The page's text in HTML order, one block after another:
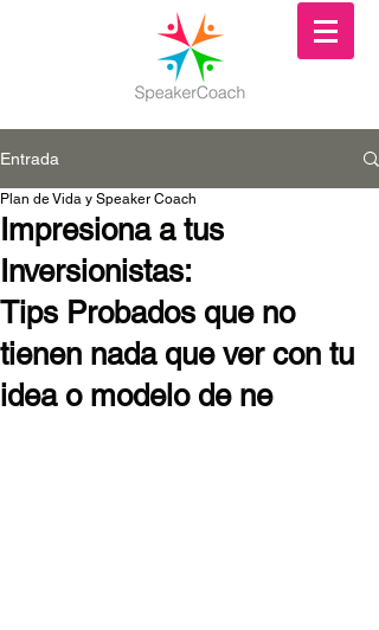
Entrada
Impresiona a tus
Inversionistas:
Tips Probados que no
tienen nada que ver con tu
idea o modelo de ne
Plan de Vida y Speaker Coach